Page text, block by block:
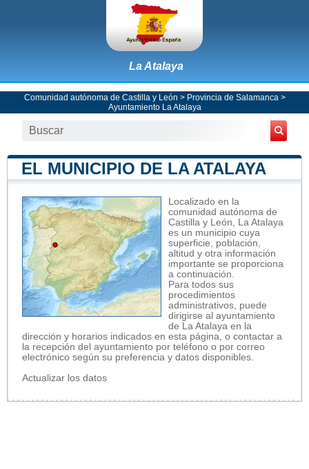
La Atalaya
Comunidad autónoma de Castilla y León > Provincia de Salamanca >
Ayuntamiento La Atalaya
EL MUNICIPIO DE LA ATALAYA
Localizado en la
comunidad autónoma de
Castilla y León, La Atalaya
es un municipio cuya
superficie, población,
altitud y otra información
importante se proporciona
a continuación.
Para todos sus
procedimientos
administrativos, puede
dirigirse al ayuntamiento
de La Atalaya en la
dirección y horarios indicados en esta página, o contactar a
la recepción del ayuntamiento por teléfono o por correo
electrónico según su preferencia y datos disponibles.
Actualizar los datos